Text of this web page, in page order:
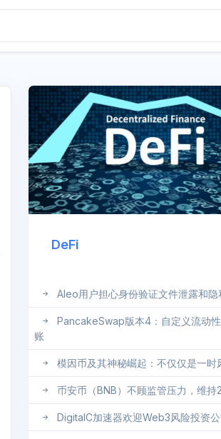
DeFi
Aleo用户担心身份验证文件泄露和隐
PancakeSwap版本4：自定义流动
账
模因币及其神秘崛起：不仅仅是一时
币安币（BNB）不顾监管压力，维持
DigitalC加速器欢迎Web3风险投资公